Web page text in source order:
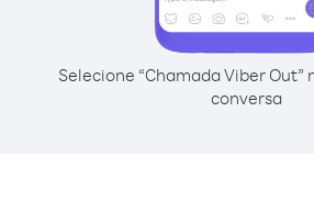
Selecione “Chamada Viber Out”
conversa